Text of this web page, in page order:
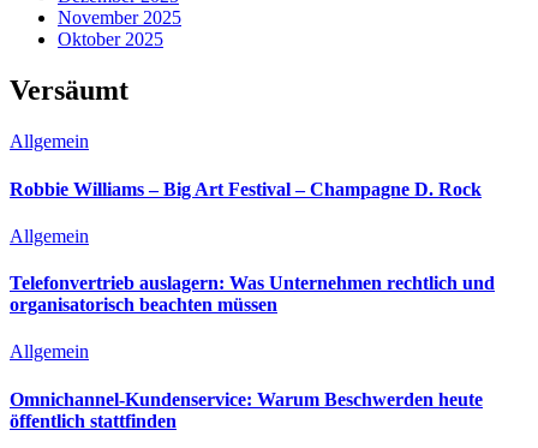
November 2025
Oktober 2025
Versäumt
Allgemein
Robbie Williams – Big Art Festival – Champagne D. Rock
Allgemein
Telefonvertrieb auslagern: Was Unternehmen rechtlich und
organisatorisch beachten müssen
Allgemein
Omnichannel-Kundenservice: Warum Beschwerden heute
öffentlich stattfinden